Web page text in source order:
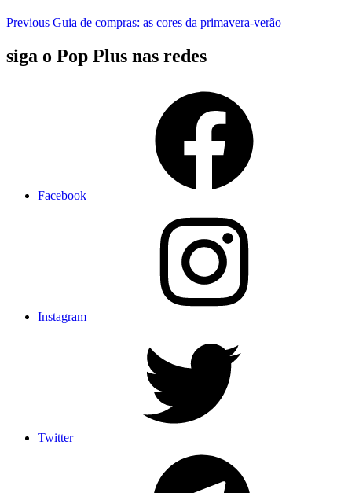
Previous Guia de compras: as cores da primavera-verão
siga o Pop Plus nas redes
Facebook
Instagram
Twitter